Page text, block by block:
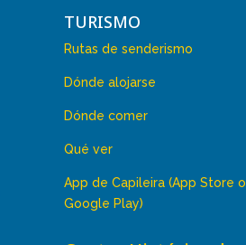
TURISMO
Rutas de senderismo
Dónde alojarse
Dónde comer
Qué ver
App de Capileira (App Store o
Google Play)